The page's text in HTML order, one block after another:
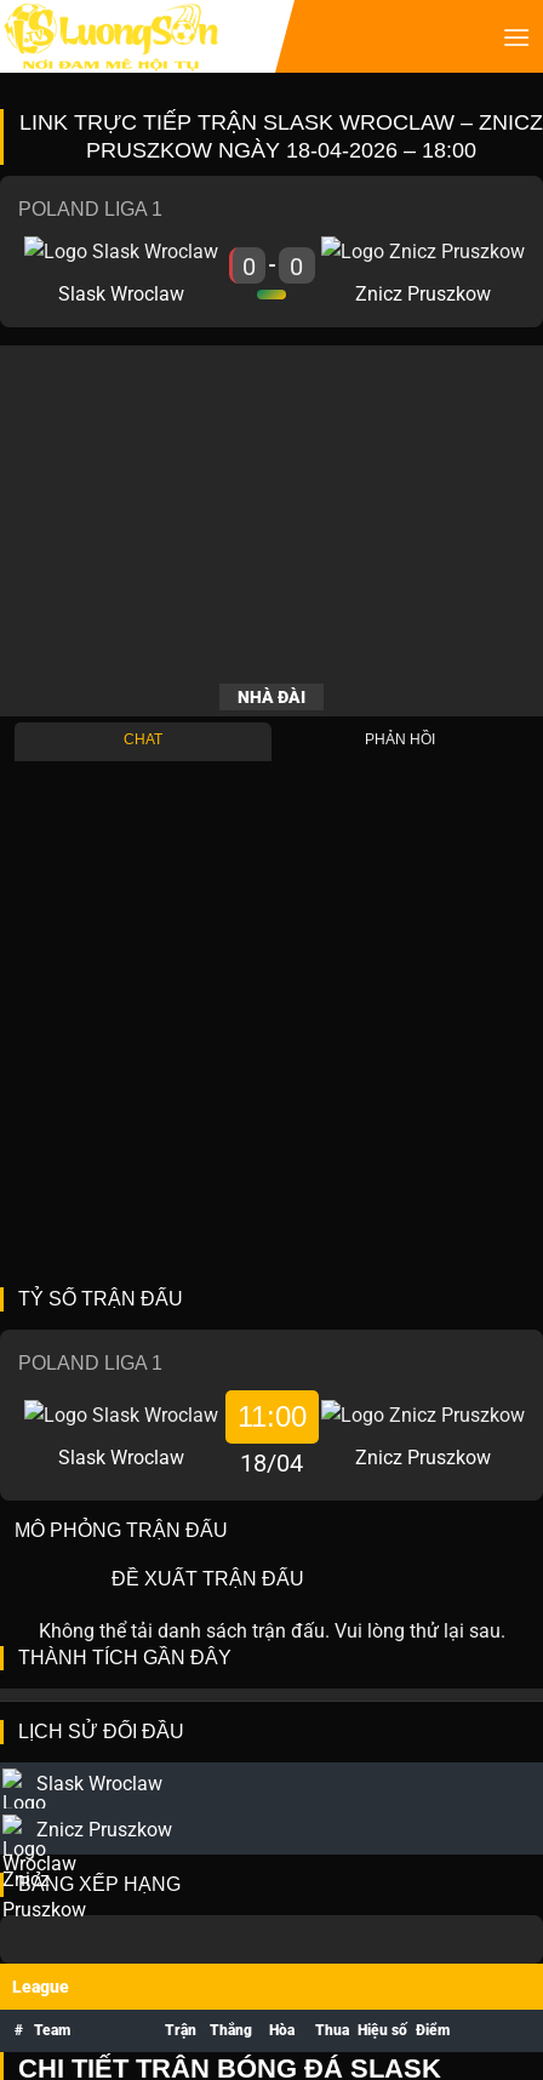
LINK TRỰC TIẾP TRẬN SLASK WROCLAW – ZNICZ
PRUSZKOW NGÀY 18-04-2026 – 18:00
POLAND LIGA 1
Slask Wroclaw
0 - 0
Znicz Pruszkow
NHÀ ĐÀI
CHAT PHẢN HỒI
TỶ SỐ TRẬN ĐẤU
POLAND LIGA 1
Slask Wroclaw
11:00
18/04 Znicz Pruszkow
MÔ PHỎNG TRẬN ĐẤU
ĐỀ XUẤT TRẬN ĐẤU
Không thể tải danh sách trận đấu. Vui lòng thử lại sau.
THÀNH TÍCH GẦN ĐÂY
LỊCH SỬ ĐỐI ĐẦU
Slask Wroclaw
Znicz Pruszkow
BẢNG XẾP HẠNG
League
# Team Trận Thắng Hòa Thua Hiệu số Điểm
CHI TIẾT TRẬN BÓNG ĐÁ SLASK